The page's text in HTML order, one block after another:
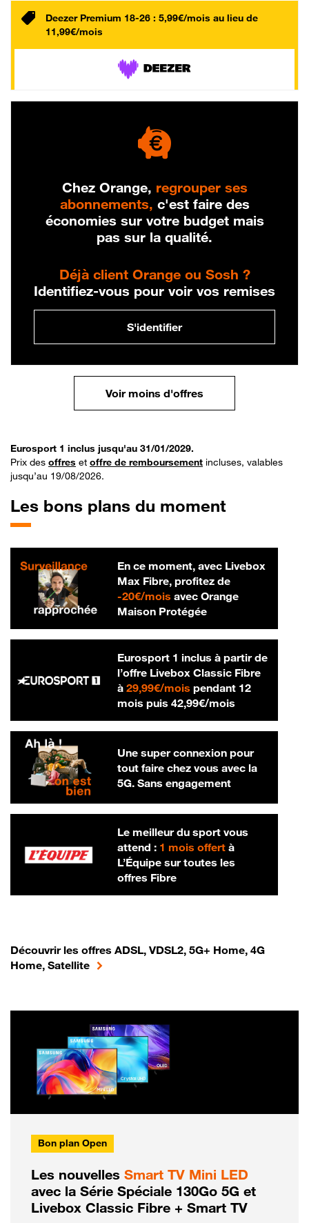
Deezer Premium 18-26 : 5,99€/mois au lieu de
11,99€/mois
Chez Orange, regrouper ses
abonnements, c'est faire des
économies sur votre budget mais
pas sur la qualité.
Déjà client Orange ou Sosh ?
Identifiez-vous pour voir vos remises
S'identifier
Voir moins d'offres
Eurosport 1 inclus jusqu'au 31/01/2029.
Prix des offres et offre de remboursement incluses, valables
jusqu’au 19/08/2026.
Les bons plans du moment
En ce moment, avec Livebox
Max Fibre, profitez de
-20€/mois20 € par mois
avec Orange
Maison Protégée
Eurosport 1 inclus à partir de
l’offre Livebox Classic Fibre
à 29,99€/mois29,99 € par mois
pendant 12
mois puis 42,99€/mois42,99 € par
Une super connexion pour
tout faire chez vous avec la
5G. Sans engagement
Le meilleur du sport vous
attend : 1 mois offertà
L’Équipe sur toutes les
offres Fibre
Découvrir les offres ADSL, VDSL2, 5G+ Home, 4G
Home, Satellite
Bon plan Open
Les nouvelles Smart TV Mini LED
avec la Série Spéciale 130Go 5G et
Livebox Classic Fibre + Smart TV